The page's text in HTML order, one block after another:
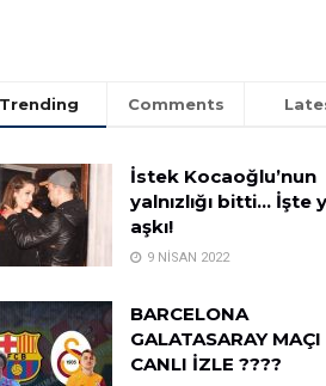
Trending Comments
İstek Kocaoğlu’nun
yalnızlığı bitti… İşte
aşkı!
9 NISAN 2022
BARCELONA
GALATASARAY MAÇI
CANLI İZLE ????